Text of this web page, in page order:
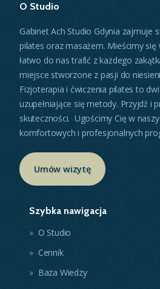
O Studio
Gabinet Ach Studio Gdynia zajmuje
pilates oraz masażem. Mieścimy się
łatwo do nas trafić z każdego
miejsce stworzone z pasji do
Fizjoterapia i ćwiczenia pilates to
uzupełniające się metody. Przyjdź i
skuteczności. Ugościmy Cię w
komfortowych i profesjonalnych
Umów wizytę
Szybka nawigacja
O Studio
Cennik
Baza Wiedzy